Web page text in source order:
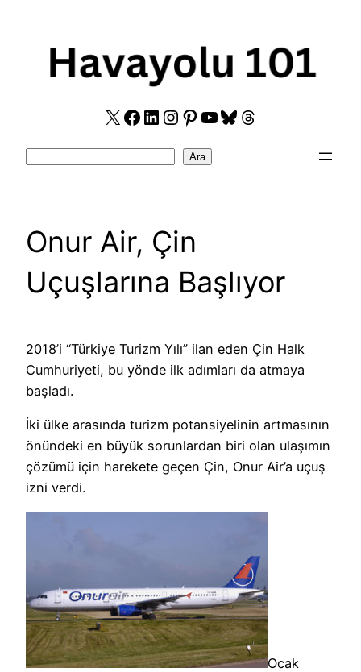
X Facebook
LinkedIn
Instagram
Pinterest
YouTube
Bluesky
Threads
Ara
Onur Air, Çin
Uçuşlarına Başlıyor
2018’i “Türkiye Turizm Yılı” ilan eden Çin Halk
Cumhuriyeti, bu yönde ilk adımları da atmaya
başladı.
İki ülke arasında turizm potansiyelinin artmasının
önündeki en büyük sorunlardan biri olan ulaşımın
çözümü için harekete geçen Çin, Onur Air’a uçuş
izni verdi.
Ocak